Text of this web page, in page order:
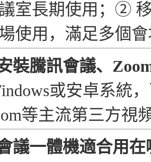
室長期使用；②
使用，滿足多個
裝騰訊會議、
或安卓系統
等主流第三方視
議一體機適合用